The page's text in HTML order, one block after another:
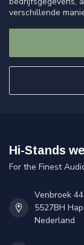
verschillende
Hi-Stands
For the Finest
Venbroek 44
5527BH
Nederland